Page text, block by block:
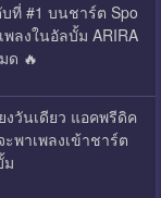
ที่ #1 บนชาร์ต Spo
พลงในอัลบั้ม ARIRA
ด 🔥
งวันเดียว แอคพรีดิค
พาเพลงเข้าชาร์ต
ม